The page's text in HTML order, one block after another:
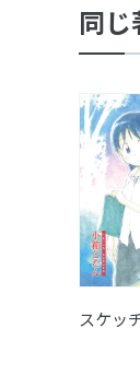
同
スケッ